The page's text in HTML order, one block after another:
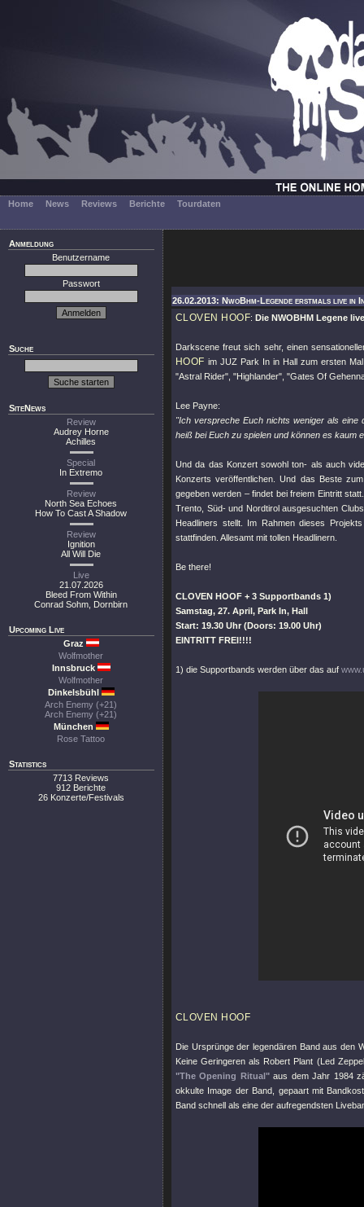
Home News Reviews Berichte Tourdaten
Anmeldung
Benutzername
Passwort
Suche
SiteNews
Review
Audrey Horne
Achilles
Special
In Extremo
Review
North Sea Echoes
How To Cast A Shadow
Review
Ignition
All Will Die
Live
21.07.2026
Bleed From Within
Conrad Sohm, Dornbirn
Upcoming Live
Graz
Wolfmother
Innsbruck
Wolfmother
Dinkelsbühl
Arch Enemy (+21)
Arch Enemy (+21)
München
Rose Tattoo
Statistics
7713 Reviews
912 Berichte
26 Konzerte/Festivals
26.02.2013: NwoBhm-Legende erstmals live in
CLOVEN HOOF:Die NWOBHM Legene
Darkscene freut sich sehr, einen
HOOF im JUZ Park In in Hall zum ersten
"Astral Rider" "Highlander" "Gates Of
Lee Payne:
"Ich verspreche Euch nichts weniger als eine
heiß bei Euch zu spielen und können es kaum
Und da das Konzert sowohl ton- als auch
Konzerts veröffentlichen. Und das Beste
gegeben werden – findet bei freiem Eintritt
Trento, Süd- und Nordtirol ausgesuchten
Headliners stellt. Im Rahmen dieses
stattfinden. Allesamt mit tollen Headlinern.
Be there!
CLOVEN HOOF + 3 Supportbands 1)
Samstag, 27. April, Park In, Hall
Start: 19.30 Uhr (Doors: 19.00 Uhr)
EINTRITT FREI!!!!
1) die Supportbands werden über das auf
CLOVEN HOOF
Die Ursprünge der legendären Band aus den
Keine Geringeren als Robert Plant (Led
"The Opening Ritual"aus dem Jahr 1984
okkulte Image der Band, gepaart mit
Band schnell als eine der aufregendsten